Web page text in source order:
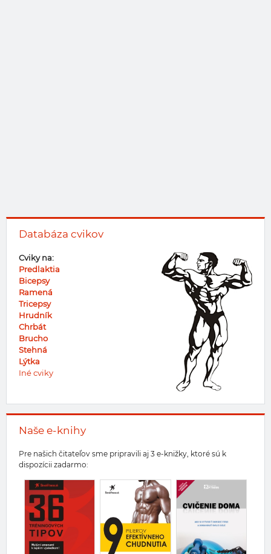
Databáza cvikov
Cviky na:
Predlaktia
Bicepsy
Ramená
Tricepsy
Hrudník
Chrbát
Brucho
Stehná
Lýtka
Iné cviky
Naše e-knihy
Pre našich čitateľov sme pripravili aj 3 e-knižky, ktoré sú k
dispozícii zadarmo: